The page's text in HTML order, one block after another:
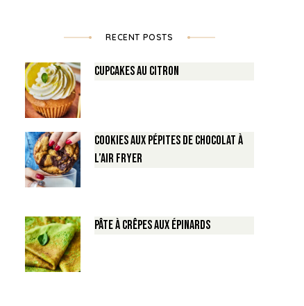
RECENT POSTS
Cupcakes au Citron
Cookies aux pépites de Chocolat à
l’air fryer
Pâte à crêpes aux épinards